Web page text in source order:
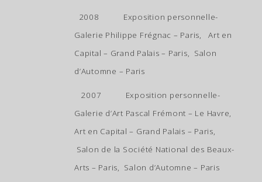
2008 Exposition personnelle-
Galerie Philippe Frégnac – Paris, Art en
Capital – Grand Palais – Paris, Salon
d’Automne – Paris
2007 Exposition personnelle-
Galerie d’Art Pascal Frémont – Le Havre,
Art en Capital – Grand Palais – Paris,
Salon de la Société National des Beaux-
Arts – Paris, Salon d’Automne – Paris